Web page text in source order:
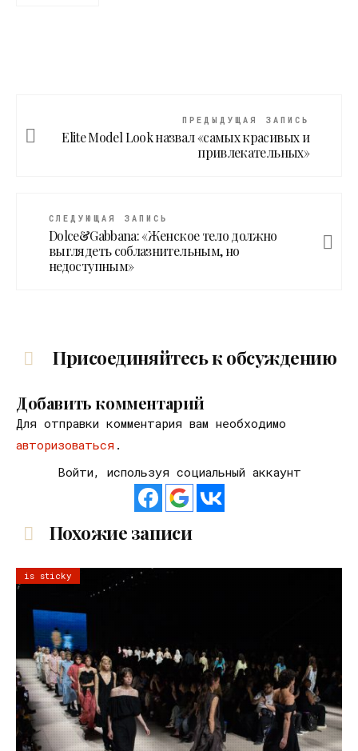
ПРЕДЫДУЩАЯ ЗАПИСЬ
Elite Model Look назвал «самых красивых и
привлекательных»
СЛЕДУЮЩАЯ ЗАПИСЬ
Dolce&Gabbana: «Женское тело должно
выглядеть соблазнительным, но
недоступным»
Присоединяйтесь к обсуждению
Добавить комментарий
Для отправки комментария вам необходимо
авторизоваться .
Войти, используя социальный аккаунт
Похожие записи
is sticky